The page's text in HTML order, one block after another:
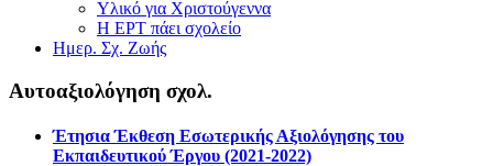
Υλικό για Χριστούγεννα
Η ΕΡΤ πάει σχολείο
Ημερ. Σχ. Ζωής
Αυτοαξιολόγηση σχολ.
Έτησια Έκθεση Εσωτερικής Αξιολόγησης του
Εκπαιδευτικού Έργου (2021-2022)